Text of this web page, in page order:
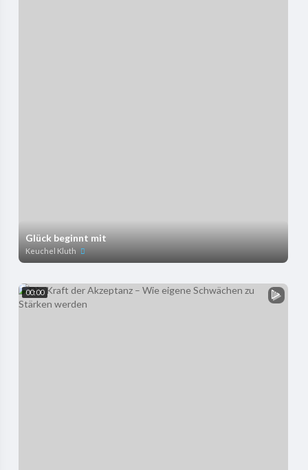
Glück beginnt mit
Keuchel Kluth
00:00